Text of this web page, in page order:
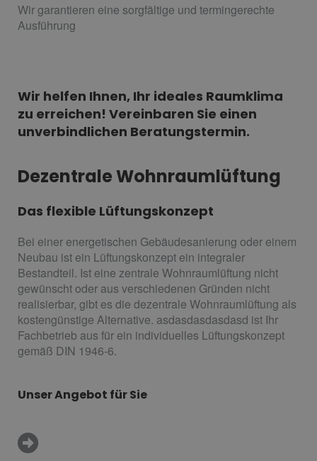
Wir garantieren eine sorgfältige und termingerechte
Ausführung
Wir helfen Ihnen, Ihr ideales Raumklima
zu erreichen! Vereinbaren Sie einen
unverbindlichen Beratungstermin.
Dezentrale Wohnraumlüftung
Das flexible Lüftungskonzept
Bei einer energetischen Gebäudesanierung oder einem
Neubau ist ein Lüftungskonzept ein integraler
Bestandteil. Ist eine zentrale Wohnraumlüftung nicht
gewünscht oder aus verschiedenen Gründen nicht
realisierbar, gibt es die dezentrale Wohnraumlüftung als
kostengünstige Alternative. asdasdasdasdasd ist Ihr
Fachbetrieb aus für ein individuelles Lüftungskonzept
gemäß DIN 1946-6.
Unser Angebot für Sie